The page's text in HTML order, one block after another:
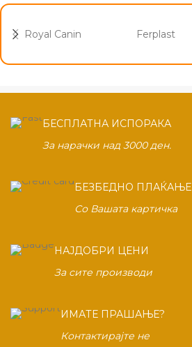
Royal Canin Ferplast
БЕСПЛАТНА ИСПОРАКА
За нарачки над 3000 ден.
БЕЗБЕДНО ПЛАЌАЊЕ
Со Вашата картичка
НАЈДОБРИ ЦЕНИ
За сите производи
ИМАТЕ ПРАШАЊЕ?
Контактирајте не